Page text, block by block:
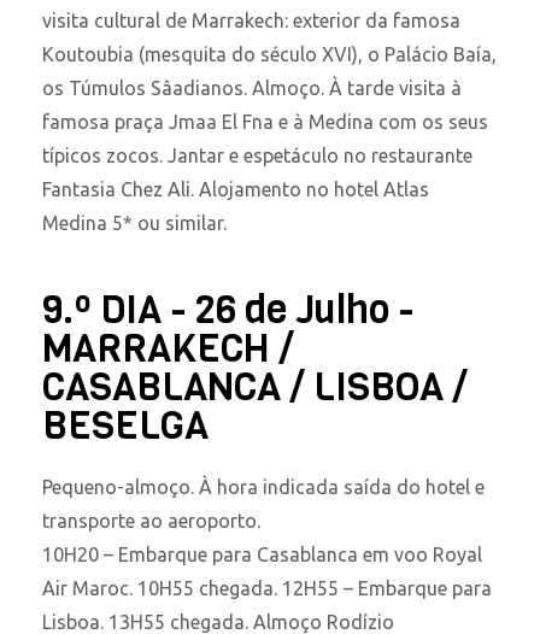
visita cultural de Marrakech: exterior da famosa
Koutoubia (mesquita do século XVI), o Palácio Baía,
os Túmulos Sâadianos. Almoço. À tarde visita à
famosa praça Jmaa El Fna e à Medina com os seus
típicos zocos. Jantar e espetáculo no restaurante
Fantasia Chez Ali. Alojamento no hotel Atlas
Medina 5* ou similar.
9.º DIA - 26 de Julho -
MARRAKECH /
CASABLANCA / LISBOA /
BESELGA
Pequeno-almoço. À hora indicada saída do hotel e
transporte ao aeroporto.
10H20 – Embarque para Casablanca em voo Royal
Air Maroc. 10H55 chegada. 12H55 – Embarque para
Lisboa. 13H55 chegada. Almoço Rodízio